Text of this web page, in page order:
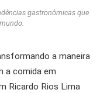
gastronômicas que
a maneira
a comida em
Ricardo Rios Lima